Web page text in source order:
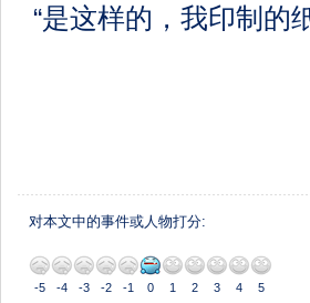
“是这样的，我印制的
对本文中的事件或人物打分:
-5 -4 -3 -2 -1 0 1 2 3 4 5